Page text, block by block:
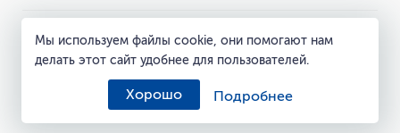
Контакты
Мы используем файлы cookie, они помогают нам
делать этот сайт удобнее для пользователей.
Хорошо Подробнее